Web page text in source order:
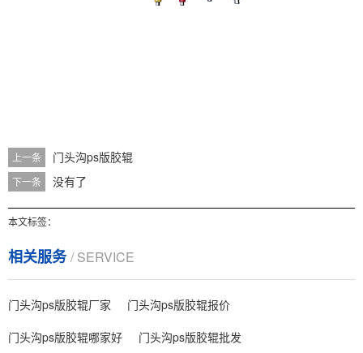
上一条 门头沟ps版胶辊
下一条 没有了
本文标签：
相关服务/ SERVICE
门头沟ps版胶辊厂家
门头沟ps版胶辊报价
门头沟ps版胶辊哪家好
门头沟ps版胶辊批发